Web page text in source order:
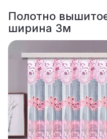
Полотно
ширина 3м